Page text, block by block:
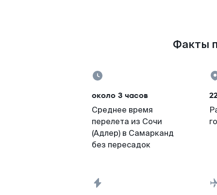
Факты
около 3 часов
Среднее время
перелета из Сочи
(Адлер) в Самарканд
без пересадок